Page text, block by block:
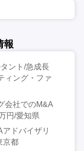
報
ント/急成長
ィング・ファ
会社でのM&A
円/愛知県
ドバイザリ
京都